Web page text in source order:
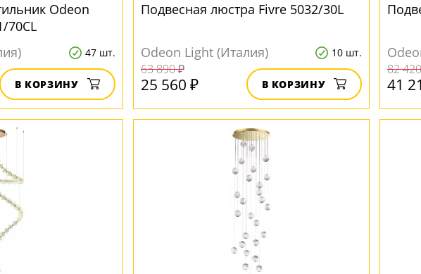
Odeon
70CL
47 шт.
В КОРЗИНУ
Подвесная люстра Fivre 5032/30L
Odeon Light (Италия) 10 шт.
63 890 ₽
25 560 ₽ В КОРЗИНУ
82
41